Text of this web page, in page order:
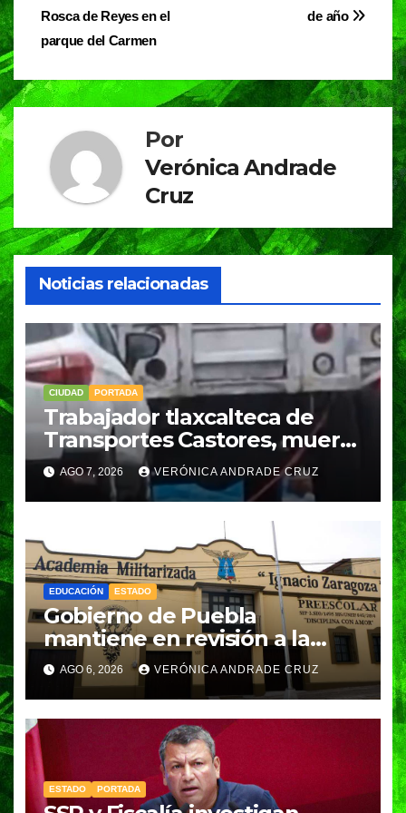
b
o
o
k
A
p
p
de
entradas
de año
Rosca de Reyes en el
parque del Carmen
Por
Verónica Andrade
Cruz
Noticias relacionadas
CIUDAD PORTADA
Trabajador tlaxcalteca de
Transportes Castores, muere
aplastado por azulejos en
Puebla
AGO 7, 2026 VERÓNICA ANDRADE CRUZ
EDUCACIÓN ESTADO
Gobierno de Puebla
mantiene en revisión a la
Academia Militarizada para
seguir operando: Armenta
AGO 6, 2026 VERÓNICA ANDRADE CRUZ
ESTADO PORTADA